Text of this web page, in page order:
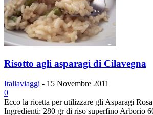
Risotto agli asparagi di Cilavegna
Italiaviaggi - 15 Novembre 2011
0
Ecco la ricetta per utilizzare gli Asparagi
Ingredienti: 280 gr di riso superfino Arborio